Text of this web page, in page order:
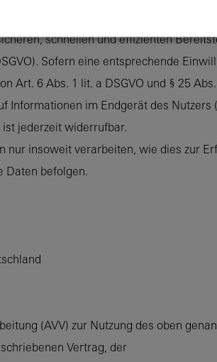
gegenüber unseren
schnellen und effizienten
Sofern eine entsprechende
Art. 6 Abs. 1 lit. a DSGVO und § 25
Informationen im Endgerät des Nutzers
jederzeit widerrufbar.
nur insoweit verarbeiten, wie dies zur
Daten befolgen.
(AVV) zur Nutzung des oben
Vertrag, der